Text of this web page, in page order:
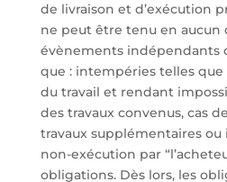
de livraison et d’exécution
ne peut être tenu en aucun
évènements indépendants
que : intempéries telles
du travail et rendant
des travaux convenus, cas
travaux supplémentaires
non-exécution par
obligations. Dès lors, les